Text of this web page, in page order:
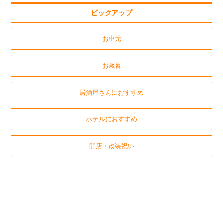
ピックアップ
お中元
お歳暮
居酒屋さんにおすすめ
ホテルにおすすめ
開店・改装祝い